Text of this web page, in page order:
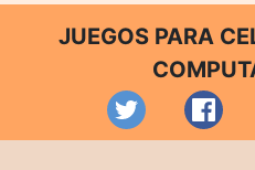
JUEGOS PARA